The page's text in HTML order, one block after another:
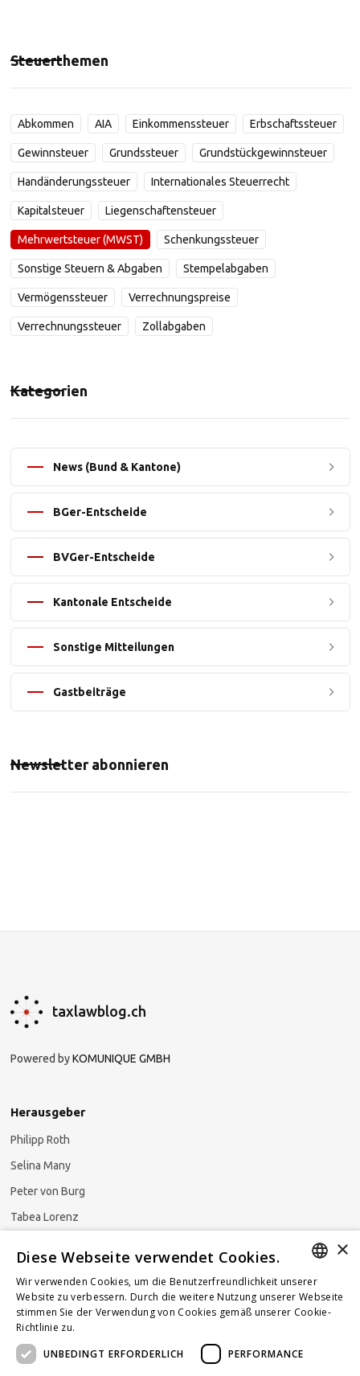
Steuerthemen
Abkommen AIA Einkommenssteuer Erbschaftssteuer
Gewinnsteuer Grundssteuer Grundstückgewinnsteuer
Handänderungssteuer Internationales Steuerrecht
Kapitalsteuer Liegenschaftensteuer
Mehrwertsteuer (MWST) Schenkungssteuer
Sonstige Steuern & Abgaben Stempelabgaben
Vermögenssteuer Verrechnungspreise
Verrechnungssteuer Zollabgaben
Kategorien
News (Bund & Kantone)
BGer-Entscheide
BVGer-Entscheide
Kantonale Entscheide
Sonstige Mitteilungen
Gastbeiträge
Newsletter abonnieren
taxlawblog.ch
Powered byKOMUNIQUE GMBH
Herausgeber
Philipp Roth
Selina Many
Peter von Burg
Tabea Lorenz
Newsletter abonnieren
GERMAN
FRENCH
×
Diese Webseite verwendet Cookies.
Wir verwenden Cookies, um die Benutzerfreundlichkeit unserer
Website zu verbessern. Durch die weitere Nutzung unserer Webseite
stimmen Sie der Verwendung von Cookies gemäß unserer Cookie-
Richtlinie zu.
UNBEDINGT ERFORDERLICH
PERFORMANCE